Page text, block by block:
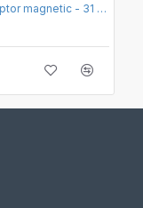
Trusa biti cu adaptor magnetic - 31 piese MAKITA